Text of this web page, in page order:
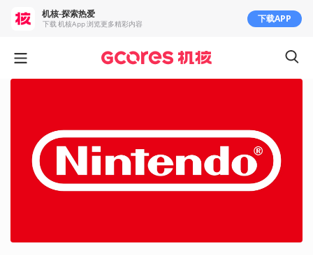
机核-探索热爱
下载 机核App 浏览更多精彩内容 下载APP